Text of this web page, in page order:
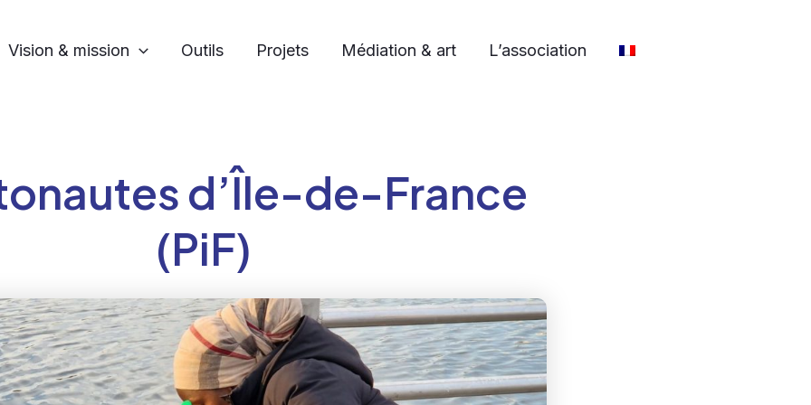
Vision & mission Outils Projets Médiation & art L’association
d’Île-de-France
(PiF)